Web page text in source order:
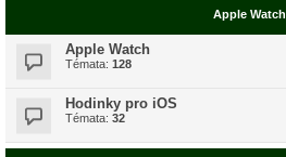
Apple Watch
Apple Watch
Témata: 128
Hodinky pro iOS
Témata: 32